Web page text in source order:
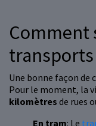
Comment
Une bonne façon de
Pour le moment, la
kilomètres de rues
En tram: Le